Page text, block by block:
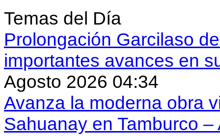
Temas del Día
Prolongación Garcilaso
importantes avances en
Agosto 2026 04:34
Avanza la moderna obra
Sahuanay en Tamburco